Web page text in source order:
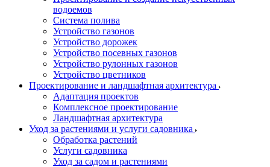
водоемов
Система полива
Устройство газонов
Устройство дорожек
Устройство посевных газонов
Устройство рулонных газонов
Устройство цветников
Проектирование и ландшафтная архитектура
Адаптация проектов
Комплексное проектирование
Ландшафтная архитектура
Уход за растениями и услуги садовника
Обработка растений
Услуги садовника
Уход за садом и растениями